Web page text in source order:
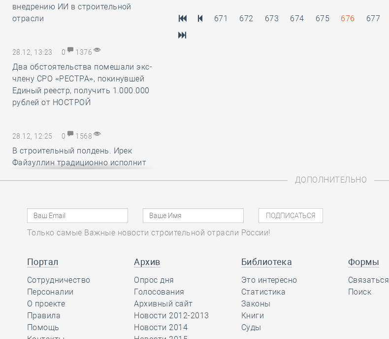
внедрению ИИ в строительной
отрасли
28.12, 13:23 0 1376
Два обстоятельства помешали экс-
члену СРО «РЕСТРА», покинувшей
Единый реестр, получить 1.000.000
рублей от НОСТРОЙ
28.12, 12:25 0 1568
В строительный полдень. Ирек
Файзуллин традиционно исполнит
28.12, 11:24 0
Минстрой и Главгосэкпертиза
вопросам применения механизма
компенсации удорожания цен на
строительные ресурсы
28.12, 10:16
СРО АСОНО избежала
671 672 673 674 675 676 677
ДОПОЛНИТЕЛЬНО
Только самые Важные новости строительной отрасли России!
Портал
Сотрудничество
Персоналии
О проекте
Правила
Помощь
Архив
Опрос дня
Голосования
Архивный сайт
Новости 2012-2013
Новости 2014
Библиотека
Это интересно
Статистика
Законы
Книги
Суды
Формы
Связаться
Поиск